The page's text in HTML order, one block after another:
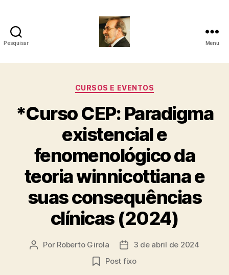
Pesquisar
-
Psicanalista
e
Terapeuta
Familiar
Menu
Categorias
CURSOS E EVENTOS
*Curso CEP: Paradigma
existencial e
fenomenológico da
teoria winnicottiana e
suas consequências
clínicas (2024)
Autor
Por Roberto Girola
Data
de
3 de abril de 2024
Post fixo